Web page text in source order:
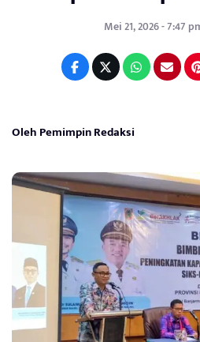
Mei 21, 2026 - 7:47
Oleh Pemimpin Redaksi